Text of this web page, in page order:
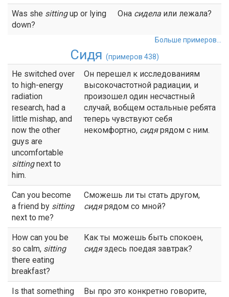
Was she sittingup or lying
down?
Она сидела или лежала?
Больше примеров...
Сидя (примеров 438)
He switched over
to high-energy
radiation
research, had a
little mishap, and
now the other
guys are
uncomfortable
sittingnext to
him.
Он перешел к исследованиям
высокочастотной радиации, и
произошел один несчастный
случай, вобщем остальные ребята
теперь чувствуют себя
некомфортно, сидярядом с ним.
Can you become
a friend by sitting
next to me?
Сможешь ли ты стать другом,
сидярядом со мной?
How can you be
so calm, sitting
there eating
breakfast?
Как ты можешь быть спокоен,
сидяздесь поедая завтрак?
Is that something
Вы про это конкретно говорите,